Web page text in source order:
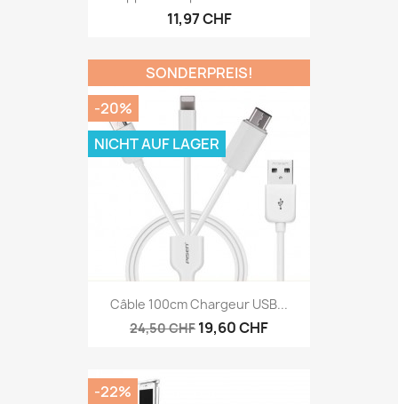
11,97 CHF
Câble 100cm Chargeur USB...
24,50 CHF 19,60 CHF
SONDERPREIS!
-20%
NICHT AUF LAGER
-22%